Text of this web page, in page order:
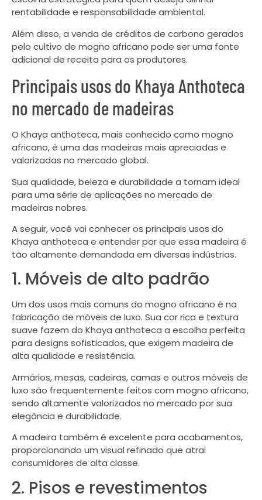
rentabilidade e responsabilidade ambiental.
Além disso, a venda de créditos de carbono gerados
pelo cultivo de mogno africano pode ser uma fonte
adicional de receita para os produtores.
Principais usos do Khaya Anthoteca
no mercado de madeiras
O Khaya anthoteca, mais conhecido como mogno
africano, é uma das madeiras mais apreciadas e
valorizadas no mercado global.
Sua qualidade, beleza e durabilidade a tornam ideal
para uma série de aplicações no mercado de
madeiras nobres.
A seguir, você vai conhecer os principais usos do
Khaya anthoteca e entender por que essa madeira é
tão altamente demandada em diversas indústrias.
1. Móveis de alto padrão
Um dos usos mais comuns do mogno africano é na
fabricação de móveis de luxo. Sua cor rica e textura
suave fazem do Khaya anthoteca a escolha perfeita
para designs sofisticados, que exigem madeira de
alta qualidade e resistência.
Armários, mesas, cadeiras, camas e outros móveis de
luxo são frequentemente feitos com mogno africano,
sendo altamente valorizados no mercado por sua
elegância e durabilidade.
A madeira também é excelente para acabamentos,
proporcionando um visual refinado que atrai
consumidores de alta classe.
2. Pisos e revestimentos